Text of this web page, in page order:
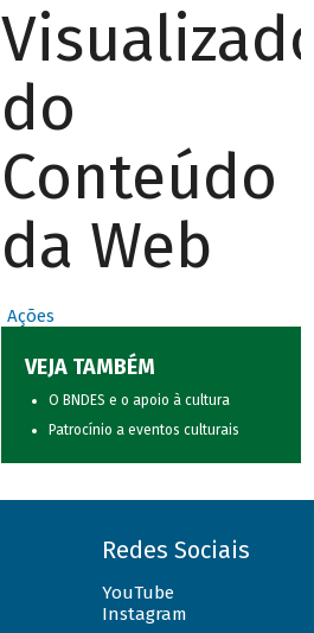
Visualizador
do
Conteúdo
da Web
Ações
VEJA TAMBÉM
O BNDES e o apoio à cultura
Patrocínio a eventos culturais
Redes Sociais
YouTube
Instagram